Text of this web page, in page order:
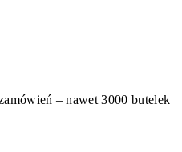
– nawet 3000 butelek